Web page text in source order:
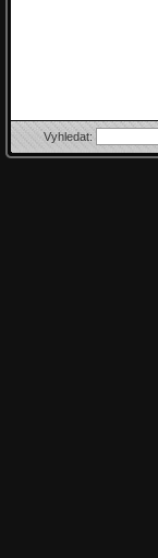
Vyhledat: